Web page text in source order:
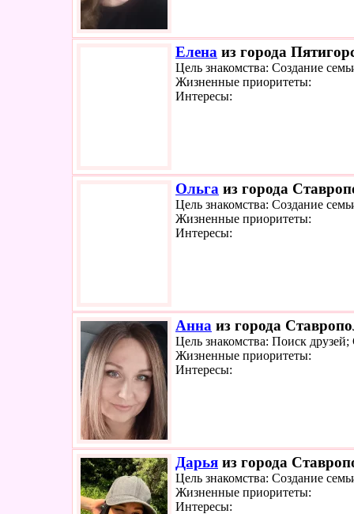
Елена из города
Цель знакомства: Создание
Жизненные приоритеты:
Интересы:
Ольга из города
Цель знакомства: Создание
Жизненные приоритеты:
Интересы:
Анна из города
Цель знакомства: Поиск друзей;
Жизненные приоритеты:
Интересы:
Дарья из города
Цель знакомства: Создание
Жизненные приоритеты:
Интересы: